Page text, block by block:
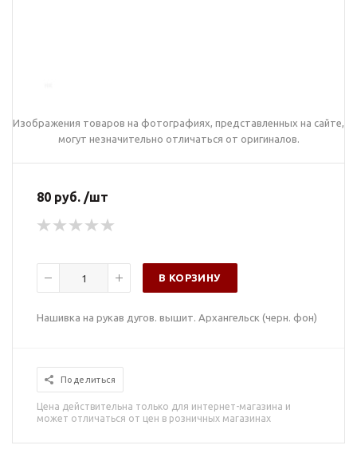
Изображения товаров на фотографиях, представленных на сайте,
могут незначительно отличаться от оригиналов.
80 руб. /шт
В КОРЗИНУ
Нашивка на рукав дугов. вышит. Архангельск (черн. фон)
Поделиться
Цена действительна только для интернет-магазина и
может отличаться от цен в розничных магазинах